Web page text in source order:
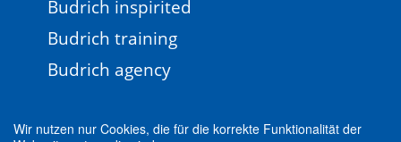
Wir nutzen nur Cookies, die für die korrekte Funktionalität der
Budrich inspirited
Budrich training
Budrich agency